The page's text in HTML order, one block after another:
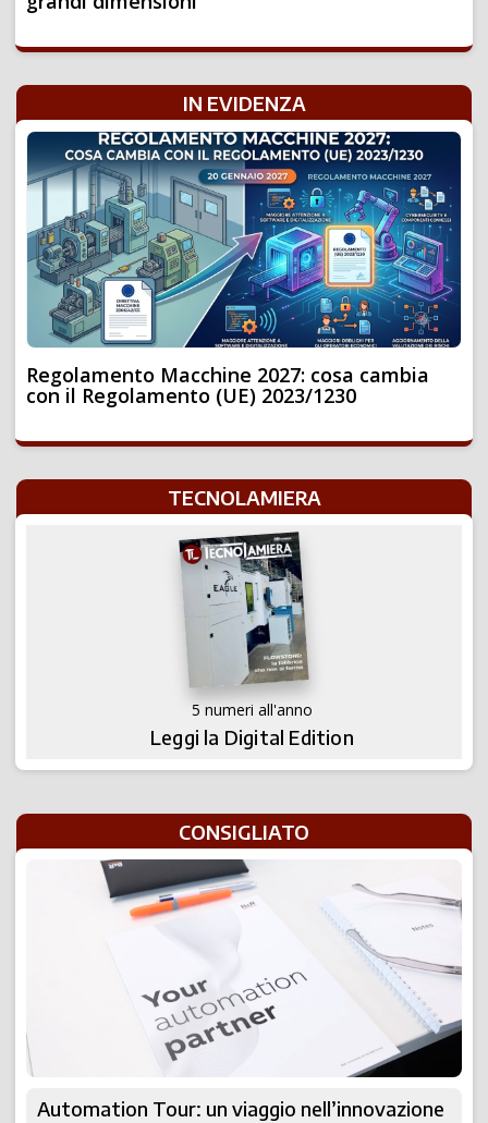
IN EVIDENZA
Regolamento Macchine 2027: cosa cambia
con il Regolamento (UE) 2023/1230
TECNOLAMIERA
5 numeri all'anno
Leggi la Digital Edition
CONSIGLIATO
Automation Tour: un viaggio nell’innovazione